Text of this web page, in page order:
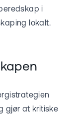
i
lokalt.
gjør at kritiske